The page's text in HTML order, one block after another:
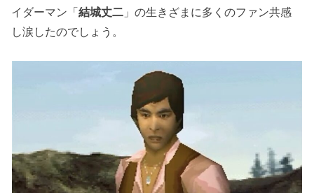
イダーマン「結城丈二 」の生きざまに多くのファン共感
し涙したのでしょう。